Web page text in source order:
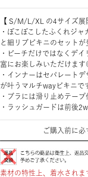
【 S/M/L/XL の4サイズ展
・ぽこぽこしたふくれジ
と細リブビキニのセットが
・ビーチだけではなくデ
富にお楽しみいただけま
・インナーはセパレート
が叶うマルチwayビキニで
・ブラには滑り止めテープ
・ラッシュガードは前後
ご購入前に必
素材の特性上、着水され